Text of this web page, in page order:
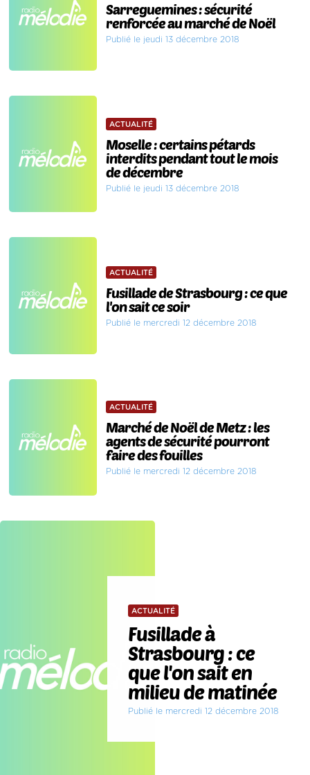
Sarreguemines : sécurité
renforcée au marché de Noël
Publié le jeudi 13 décembre 2018
ACTUALITÉ
Moselle : certains pétards
interdits pendant tout le mois
de décembre
Publié le jeudi 13 décembre 2018
ACTUALITÉ
Fusillade de Strasbourg : ce que
l'on sait ce soir
Publié le mercredi 12 décembre 2018
ACTUALITÉ
Marché de Noël de Metz : les
agents de sécurité pourront
faire des fouilles
Publié le mercredi 12 décembre 2018
ACTUALITÉ
Fusillade à
Strasbourg : ce
que l'on sait en
milieu de matinée
Publié le mercredi 12 décembre 2018